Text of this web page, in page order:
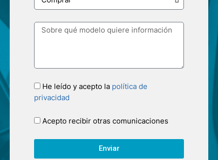
He leído y acepto la política de
privacidad
Acepto recibir otras comunicaciones
Enviar